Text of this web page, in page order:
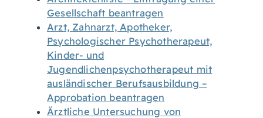
Gesellschaft beantragen
Arzt, Zahnarzt, Apotheker,
Psychologischer Psychotherapeut,
Kinder- und
Jugendlichenpsychotherapeut mit
ausländischer Berufsausbildung –
Approbation beantragen
Ärztliche Untersuchung von